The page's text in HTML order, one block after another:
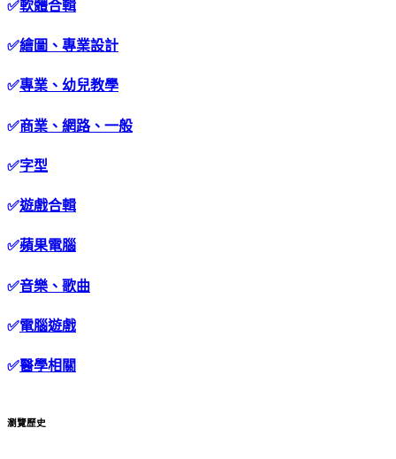
✅軟體合輯
✅繪圖、專業設計
✅專業、幼兒教學
✅商業、網路、一般
✅字型
✅遊戲合輯
✅蘋果電腦
✅音樂、歌曲
✅電腦遊戲
✅醫學相關
瀏覽歷史